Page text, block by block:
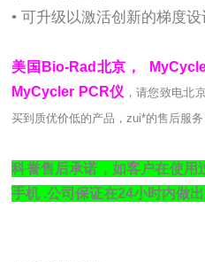
• 可升级以激活创新的梯度设
美国Bio-Rad北京，
MyCycler PCR仪 ，请您致电北
买到质优价低的产品，zui*的售后服务
科誉售后承诺，如客户在使用
手机 .公司保证在24小时内做